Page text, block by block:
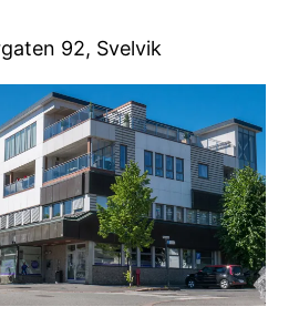
92, Svelvik